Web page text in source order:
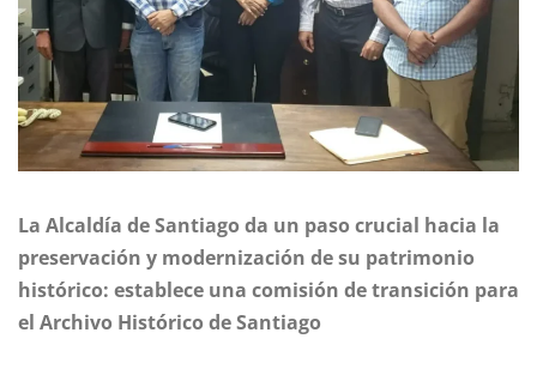
La Alcaldía de Santiago da un paso crucial hacia la
preservación y modernización de su patrimonio
histórico: establece una comisión de transición para
el Archivo Histórico de Santiago